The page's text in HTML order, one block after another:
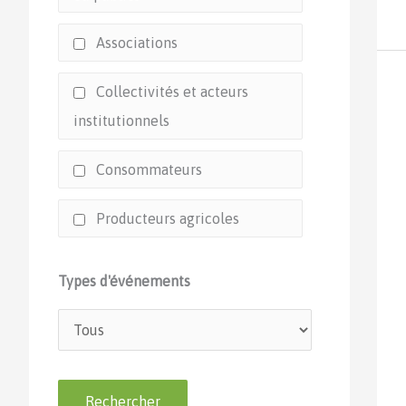
Associations
Collectivités et acteurs
institutionnels
Consommateurs
Producteurs agricoles
Types d'événements